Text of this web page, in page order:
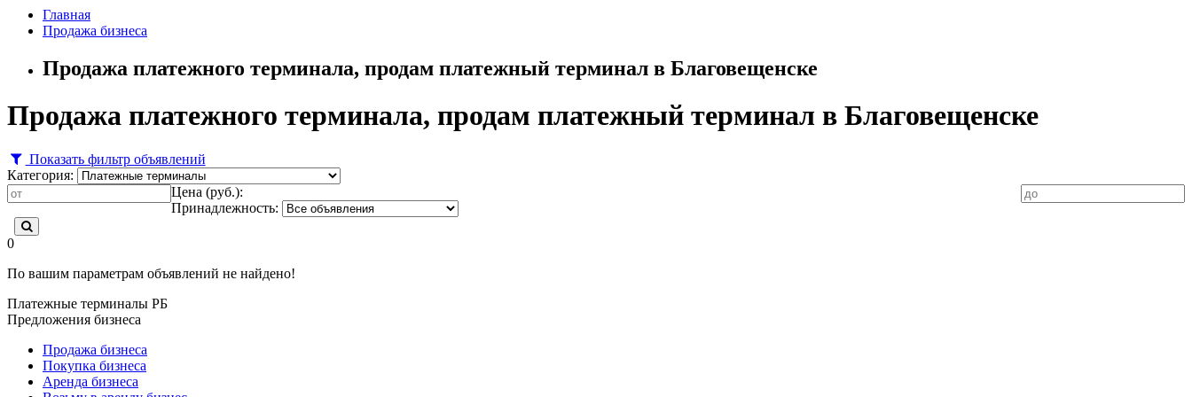
Главная
Продажа бизнеса
Продажа платежного терминала, продам платежный терминал в Благовещенске
Продажа платежного терминала, продам платежный терминал в Благовещенске
Показать фильтр объявлений
Категория:
Цена (руб.):
Принадлежность:
0
По вашим параметрам объявлений не найдено!
Платежные терминалы РБ
Предложения бизнеса
Продажа бизнеса
Покупка бизнеса
Аренда бизнеса